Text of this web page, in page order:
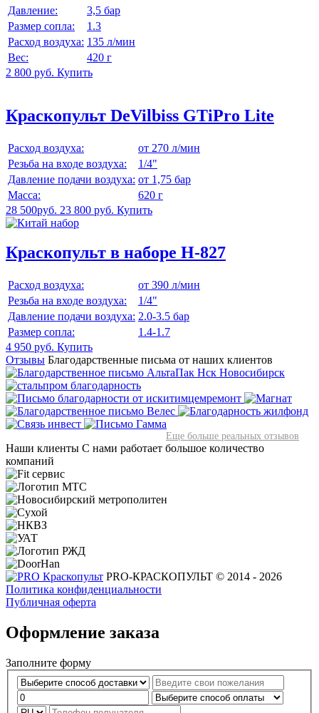
Давление:
3,5 бар
Размер сопла:
1.3
Расход воздуха: 135 л/мин
Вес:
420 г
2 800 руб. Купить
Краскопульт DeVilbiss GTiPro Lite
Расход воздуха:
от 270 л/мин
Резьба на входе воздуха:
1/4"
Давление подачи воздуха: от 1,75 бар
Масса:
620 г
28 500руб. 23 800 руб. Купить
Краскопульт в наборе H-827
Расход воздуха:
от 390 л/мин
Резьба на входе воздуха:
1/4"
Давление подачи воздуха: 2.0-3.5 бар
Размер сопла:
1.4-1.7
4 950 руб. Купить
Отзывы Благодарственные письма от наших клиентов
Еще больше реальных отзывов
Наши клиенты С нами работает большое количество
компаний
PRO-КРАСКОПУЛЬТ © 2014 - 2026
Политика конфиденциальности
Публичная оферта
Оформление заказа
Заполните форму